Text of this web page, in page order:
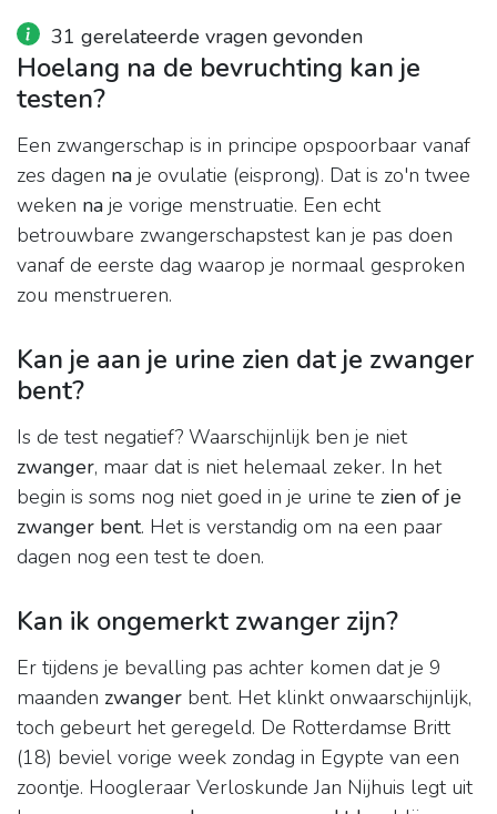
31 gerelateerde vragen gevonden
Hoelang na de bevruchting kan je
testen?
Een zwangerschap is in principe opspoorbaar vanaf
zes dagen na je ovulatie (eisprong). Dat is zo'n twee
weken na je vorige menstruatie. Een echt
betrouwbare zwangerschapstest kan je pas doen
vanaf de eerste dag waarop je normaal gesproken
zou menstrueren.
Kan je aan je urine zien dat je zwanger
bent?
Is de test negatief? Waarschijnlijk ben je niet
zwanger, maar dat is niet helemaal zeker. In het
begin is soms nog niet goed in je urine te zien of je
zwanger bent. Het is verstandig om na een paar
dagen nog een test te doen.
Kan ik ongemerkt zwanger zijn?
Er tijdens je bevalling pas achter komen dat je 9
maanden zwanger bent. Het klinkt onwaarschijnlijk,
toch gebeurt het geregeld. De Rotterdamse Britt
(18) beviel vorige week zondag in Egypte van een
zoontje. Hoogleraar Verloskunde Jan Nijhuis legt uit